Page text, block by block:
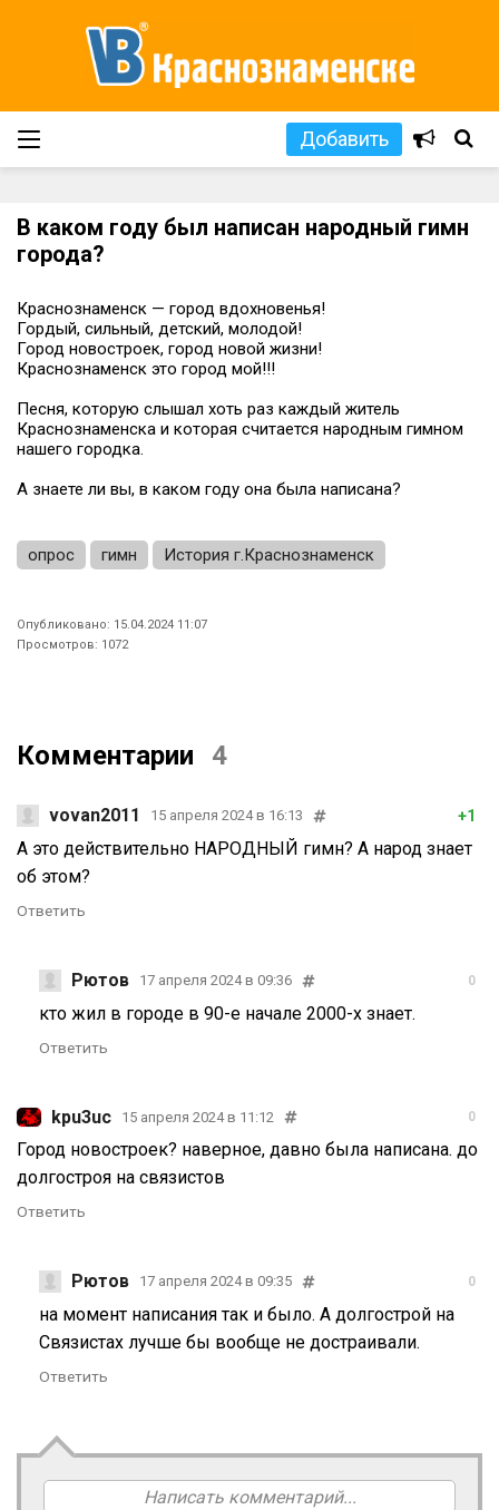
Добавить
В каком году был написан народный гимн
города?
Краснознаменск — город вдохновенья!
Гордый, сильный, детский, молодой!
Город новостроек, город новой жизни!
Краснознаменск это город мой!!!
Песня, которую слышал хоть раз каждый житель
Краснознаменска и которая считается народным гимном
нашего городка.
А знаете ли вы, в каком году она была написана?
опрос гимн История г.Краснознаменск
Опубликовано: 15.04.2024 11:07
Просмотров: 1072
Комментарии 4
vovan2011 15 апреля 2024 в 16:13 +1
А это действительно НАРОДНЫЙ гимн? А народ знает
об этом?
Ответить
Рютов 17 апреля 2024 в 09:36 0
кто жил в городе в 90-е начале 2000-х знает.
Ответить
kpu3uc 15 апреля 2024 в 11:12 0
Город новостроек? наверное, давно была написана. до
долгостроя на связистов
Ответить
Рютов 17 апреля 2024 в 09:35 0
на момент написания так и было. А долгострой на
Связистах лучше бы вообще не достраивали.
Ответить
Написать комментарий...